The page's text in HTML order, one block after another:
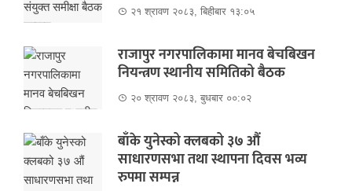
२१ श्रावण २०८३, बिहीबार १३:०५
राजापुर नगरपालिकामा मानव बेचबिखन
नियन्त्रण स्थानीय समितिको बैठक
२० श्रावण २०८३, बुधबार ००:०२
बाँके युनेस्को क्लबको ३७ औं
साधारणसभा तथा स्थापना दिवस भव्य
रुपमा सम्पन्न